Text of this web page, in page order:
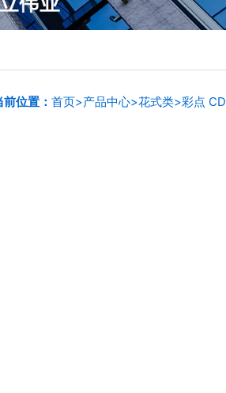
前位置： 首页>产品中心>花式类>彩点 CD